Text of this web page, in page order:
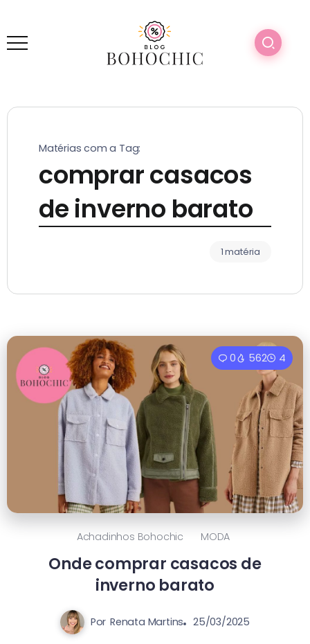
Matérias com a Tag:
comprar casacos
de inverno barato
1 matéria
0 562 4
Achadinhos Bohochic MODA
Onde comprar casacos de
inverno barato
Por Renata Martins 25/03/2025